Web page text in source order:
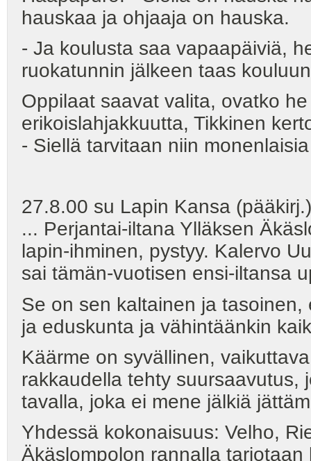
hauskaa ja ohjaaja on hauska.
- Ja koulusta saa vapaapäiviä,
ruokatunnin jälkeen taas
Oppilaat saavat valita, ovatko
erikoislahjakkuutta, Tikkinen
- Siellä tarvitaan niin
27.8.00 su Lapin Kansa
... Perjantai-iltana Ylläksen
lapin-ihminen, pystyy. Kalervo
sai tämän-vuotisen ensi-iltansa
Se on sen kaltainen ja
ja eduskunta ja vähintäänkin
Käärme on syvällinen,
rakkaudella tehty suursaavutus,
tavalla, joka ei mene jälkiä
Yhdessä kokonaisuus: Velho,
Äkäslompolon rannalla